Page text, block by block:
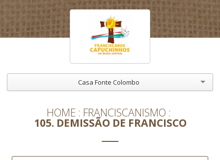
Casa Fonte Colombo
HOME FRANCISCANISMO
105. DEMISSÃO DE FRANCISCO